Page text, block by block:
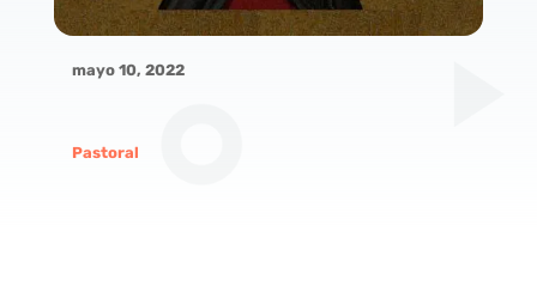
mayo 10, 2022
Pastoral